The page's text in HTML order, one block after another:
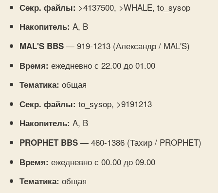
Секр. файлы: >4137500, >WHALE, to_sysop
Накопитель: A, B
MAL'S BBS— 919-1213 (Александр / MAL'S)
Время: ежедневно с 22.00 до 01.00
Тематика: общая
Секр. файлы: to_sysop, >9191213
Накопитель: A, B
PROPHET BBS— 460-1386 (Тахир / PROPHET)
Время: ежедневно с 00.00 до 09.00
Тематика: общая